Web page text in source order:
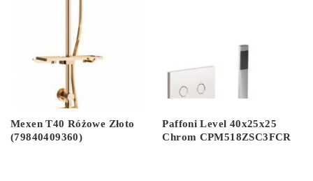
Mexen T40 Różowe Złoto
(79840409360)
Paffoni Level 40x25x25
Chrom CPM518ZSC3FCR